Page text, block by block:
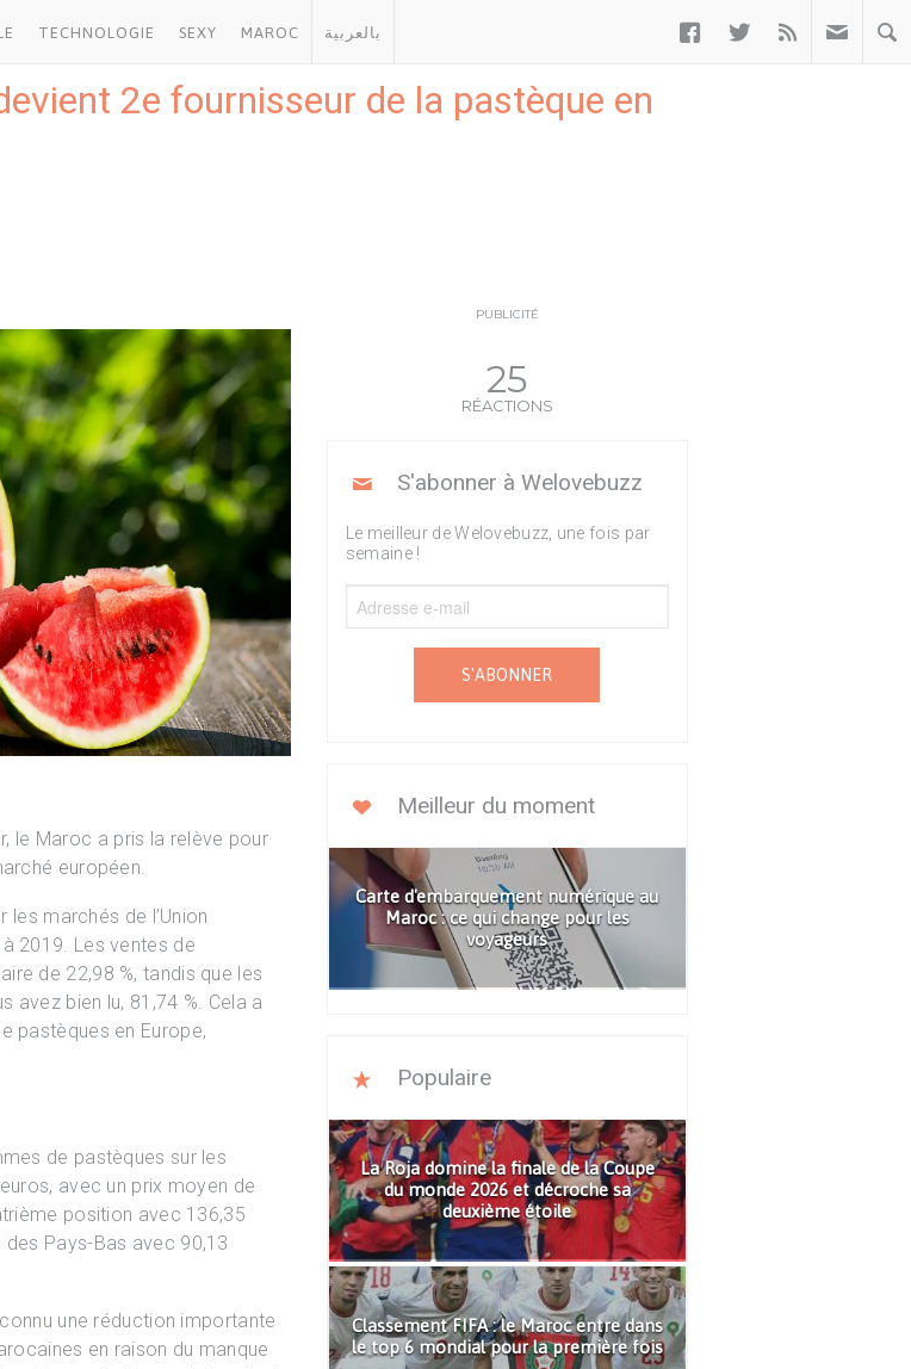
TECHNOLOGIE SEXY MAROC بالعربية   
2e fournisseur de la pastèque en
le Maroc a pris la relève pour
européen.
marchés de l’Union
2019. Les ventes de
de 22,98 %, tandis que les
avez bien lu, 81,74 %. Cela a
pastèques en Europe,
de pastèques sur les
avec un prix moyen de
position avec 136,35
Pays-Bas avec 90,13
une réduction importante
en raison du manque
PUBLICITÉ
25
RÉACTIONS
S'abonner à Welovebuzz
Le meilleur de Welovebuzz, une fois par
semaine !
S'ABONNER
Meilleur du moment
Carte d'embarquement numérique au
Maroc : ce qui change pour les
voyageurs
Populaire
La Roja domine la finale de la Coupe
du monde 2026 et décroche sa
deuxième étoile
Classement FIFA : le Maroc entre dans
le top 6 mondial pour la première fois